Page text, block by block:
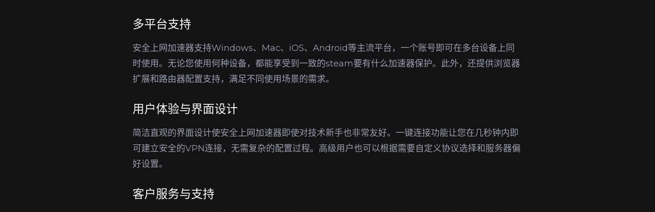
多平台支持
安全上网加速器支持Windows、Mac、iOS、Android等主流平台，一个账号即可在多台设备上同
时使用。无论您使用何种设备，都能享受到一致的steam要有什么加速器保护。此外，还提供浏览器
扩展和路由器配置支持，满足不同使用场景的需求。
用户体验与界面设计
简洁直观的界面设计使安全上网加速器即使对技术新手也非常友好。一键连接功能让您在几秒钟内即
可建立安全的VPN连接，无需复杂的配置过程。高级用户也可以根据需要自定义协议选择和服务器偏
好设置。
客户服务与支持